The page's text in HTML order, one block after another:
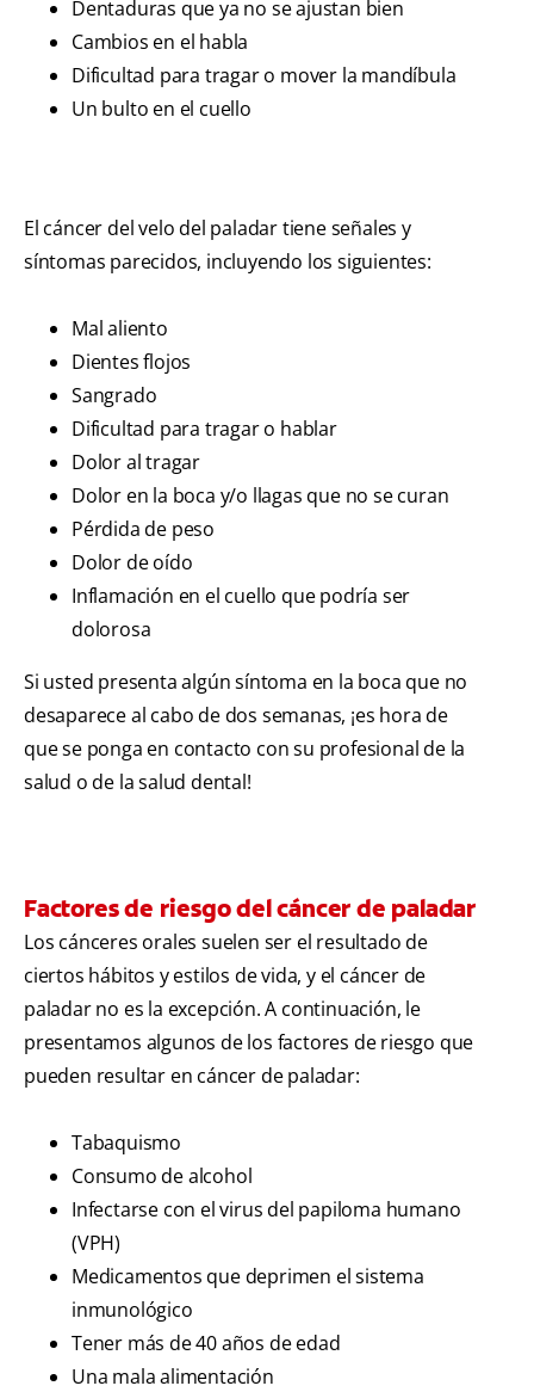
Dentaduras que ya no se ajustan bien
Cambios en el habla
Dificultad para tragar o mover la mandíbula
Un bulto en el cuello
El cáncer del velo del paladar tiene señales y
síntomas parecidos, incluyendo los siguientes:
Mal aliento
Dientes flojos
Sangrado
Dificultad para tragar o hablar
Dolor al tragar
Dolor en la boca y/o llagas que no se curan
Pérdida de peso
Dolor de oído
Inflamación en el cuello que podría ser
dolorosa
Si usted presenta algún síntoma en la boca que no
desaparece al cabo de dos semanas, ¡es hora de
que se ponga en contacto con su profesional de la
salud o de la salud dental!
Factores de riesgo del cáncer de paladar
Los cánceres orales suelen ser el resultado de
ciertos hábitos y estilos de vida, y el cáncer de
paladar no es la excepción. A continuación, le
presentamos algunos de los factores de riesgo que
pueden resultar en cáncer de paladar:
Tabaquismo
Consumo de alcohol
Infectarse con el virus del papiloma humano
(VPH)
Medicamentos que deprimen el sistema
inmunológico
Tener más de 40 años de edad
Una mala alimentación